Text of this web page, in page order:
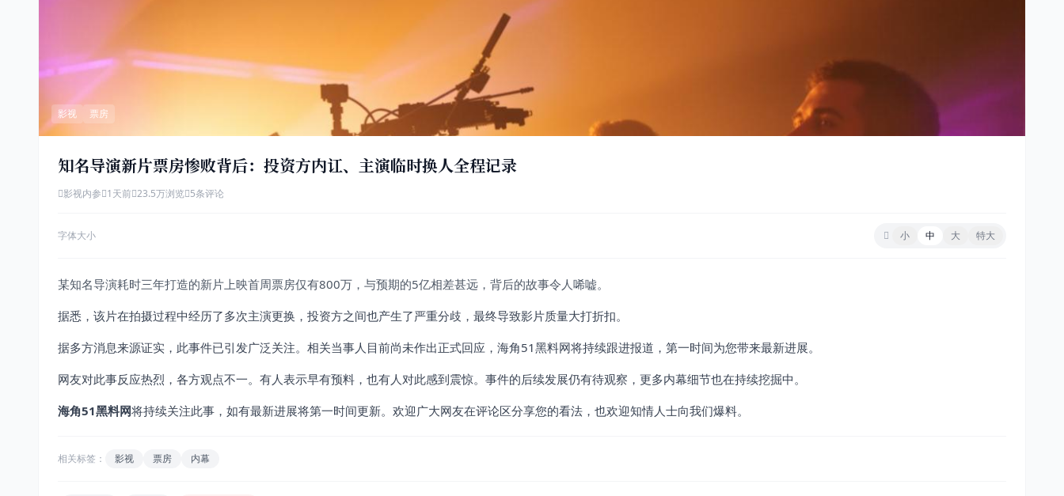
影视 票房
知名导演新片票房惨败背后：投资方内讧、主演临时换人全程记录
影视内参 1天前 23.5万浏览 5条评论
字体大小 小 中 大 特大
某知名导演耗时三年打造的新片上映首周票房仅有800万，与预期的5亿相差甚远，背后的故事令人唏嘘。
据悉，该片在拍摄过程中经历了多次主演更换，投资方之间也产生了严重分歧，最终导致影片质量大打折扣。
据多方消息来源证实，此事件已引发广泛关注。相关当事人目前尚未作出正式回应，海角51黑料网将持续跟进报道，第一时间为您带来最新进展。
网友对此事反应热烈，各方观点不一。有人表示早有预料，也有人对此感到震惊。事件的后续发展仍有待观察，更多内幕细节也在持续挖掘中。
海角51黑料网将持续关注此事，如有最新进展将第一时间更新。欢迎广大网友在评论区分享您的看法，也欢迎知情人士向我们爆料。
相关标签： 影视 票房 内幕